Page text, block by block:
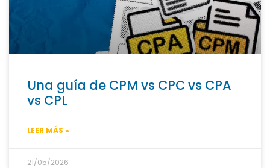
Una guía de CPM vs CPC vs CPA
vs CPL
LEER MÁS »
21/05/2026